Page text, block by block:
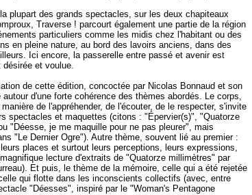
plupart des grands spectacles, sur les deux chapiteaux
Traverse ! parcourt également une partie de la région
particuliers comme les midis chez l'habitant ou des
en pleine nature, au bord des lavoirs anciens, dans des
Ici encore, la passerelle entre passé et avenir est
désirée et voulue.
de cette édition, concoctée par Nicolas Bonnaud et son
autour d'une forte cohérence des thèmes abordés. Le corps,
de l'appréhender, de l'écouter, de le respecter, s'invite
spectacles et maquettes (citons : "Épervier(s)", "Quatorze
"Déesse, je me maquille pour ne pas pleurer", mais
"Le Dernier Ogre"). Autre thème, souvent lié au premier :
places et surtout leurs perceptions, leurs expressions,
lecture d'extraits de "Quatorze millimètres" par
Et puis, le thème de la mémoire, celle qui a été rejetée
qui flotte dans les inconscients collectifs (avec, entre
"Déesses", inspiré par le "Woman's Pentagone